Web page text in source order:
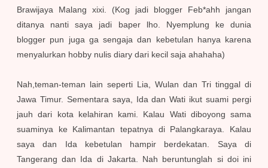
Brawijaya Malang xixi. (Kog jadi blogger Feb*ahh jangan
ditanya nanti saya jadi baper lho. Nyemplung ke dunia
blogger pun juga ga sengaja dan kebetulan hanya karena
menyalurkan hobby nulis diary dari kecil saja ahahaha)
Nah,teman-teman lain seperti Lia, Wulan dan Tri tinggal di
Jawa Timur. Sementara saya, Ida dan Wati ikut suami pergi
jauh dari kota kelahiran kami. Kalau Wati diboyong sama
suaminya ke Kalimantan tepatnya di Palangkaraya. Kalau
saya dan Ida kebetulan hampir berdekatan. Saya di
Tangerang dan Ida di Jakarta. Nah beruntunglah si doi ini